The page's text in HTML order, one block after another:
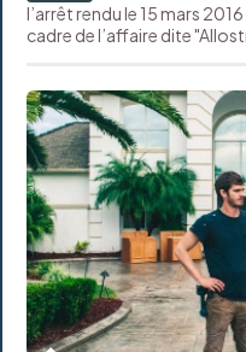
l’arrêt rendu le 15 mars
cadre de l’affaire dite